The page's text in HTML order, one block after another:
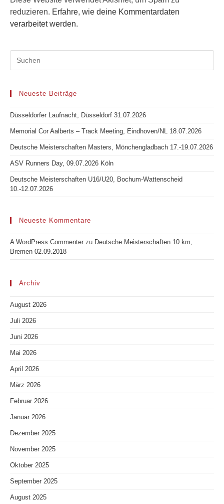
reduzieren. Erfahre, wie deine Kommentardaten
verarbeitet werden.
Neueste Beiträge
Düsseldorfer Laufnacht, Düsseldorf 31.07.2026
Memorial Cor Aalberts – Track Meeting, Eindhoven/NL 18.07.2026
Deutsche Meisterschaften Masters, Mönchengladbach 17.-19.07.2026
ASV Runners Day, 09.07.2026 Köln
Deutsche Meisterschaften U16/U20, Bochum-Wattenscheid
10.-12.07.2026
Neueste Kommentare
A WordPress Commenter zu Deutsche Meisterschaften 10 km,
Bremen 02.09.2018
Archiv
August 2026
Juli 2026
Juni 2026
Mai 2026
April 2026
März 2026
Februar 2026
Januar 2026
Dezember 2025
November 2025
Oktober 2025
September 2025
August 2025